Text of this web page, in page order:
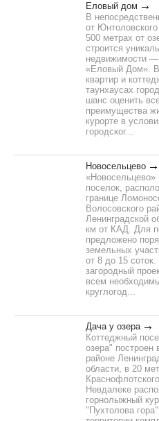
Еловый дом
В
от Юнтоловского
500 метрах от
строится
недвижимости —
«Еловый Дом».
квартир и
таунхаусах
шанс оценить
преимущества
курорте в
городског...
Новосельцево
«Новосельцево»
поселок,
границе
Волосовского
Ленинградской
км от КАД. Для
предложено
земельных
от 8 до 15
загородный
всем
круглогод...
Дача у озера
Коттеджный
озера" построен
районе
области, в 20
Невдалеке
горнолыжный
"Пухтолова